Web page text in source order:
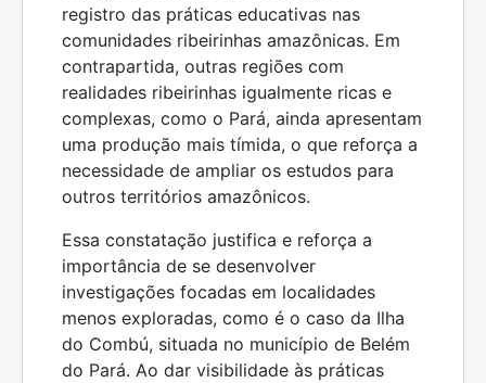
registro das práticas educativas nas
comunidades ribeirinhas amazônicas. Em
contrapartida, outras regiões com
realidades ribeirinhas igualmente ricas e
complexas, como o Pará, ainda apresentam
uma produção mais tímida, o que reforça a
necessidade de ampliar os estudos para
outros territórios amazônicos.
Essa constatação justifica e reforça a
importância de se desenvolver
investigações focadas em localidades
menos exploradas, como é o caso da Ilha
do Combú, situada no município de Belém
do Pará. Ao dar visibilidade às práticas